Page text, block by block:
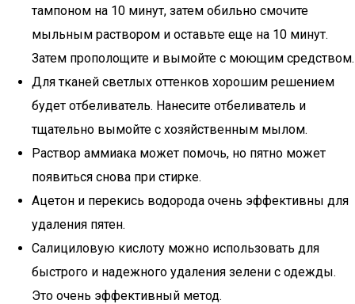
тампоном на 10 минут, затем обильно смочите
мыльным раствором и оставьте еще на 10 минут.
Затем прополощите и вымойте с моющим средством.
Для тканей светлых оттенков хорошим решением
будет отбеливатель. Нанесите отбеливатель и
тщательно вымойте с хозяйственным мылом.
Раствор аммиака может помочь, но пятно может
появиться снова при стирке.
Ацетон и перекись водорода очень эффективны для
удаления пятен.
Салициловую кислоту можно использовать для
быстрого и надежного удаления зелени с одежды.
Это очень эффективный метод.